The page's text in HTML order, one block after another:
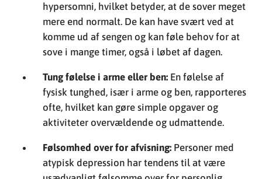
fysisk tunghed, især i arme og ben, rapporteres
ofte, hvilket kan gøre simple opgaver og
aktiviteter overvældende og udmattende.
Følsomhed over for afvisning:Personer med
atypisk depression har tendens til at være
usædvanligt følsomme over for personlig
afvisning, hvilket kan resultere i intens sociale
konsekvenser og en tendens til at undgå
sociale situationer for at beskytte sig mod
mulige smertefulde erfaringer.